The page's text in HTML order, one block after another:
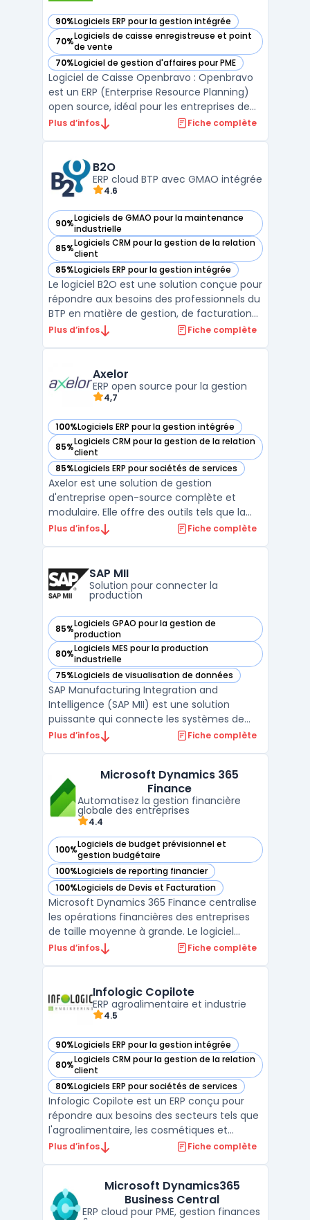
90%Logiciels ERP pour la gestion intégrée
— voir Openbravo dans cette catégorie
70%Logiciels de caisse enregistreuse et point
de vente
— voir Openbravo dans cette catégorie
70%Logiciel de gestion d'affaires pour PME
— voir Openbravo dans cette catégorie
Logiciel de Caisse Openbravo : Openbravo
est un ERP (Enterprise Resource Planning)
open source, idéal pour les entreprises de
petite et moyenne taille. Il permet de gérer
franchisées. Openbravo : est le choi ...
Plus d’infos Fiche complète
B2O
ERP cloud BTP avec GMAO intégrée
4.6
90%Logiciels de GMAO pour la maintenance
industrielle
— voir B2O dans cette catégorie
85%Logiciels CRM pour la gestion de la relation
client
— voir B2O dans cette catégorie
85%Logiciels ERP pour la gestion intégrée
— voir B2O dans cette catégorie
Le logiciel B2O est une solution conçue pour
répondre aux besoins des professionnels du
BTP en matière de gestion, de facturation
et de suivi d'activité. Destiné aux artisans,
centraliser l’ensemble des processus métier
sur ...
Plus d’infos Fiche complète
Axelor
ERP open source pour la gestion
4,7
100%Logiciels ERP pour la gestion intégrée
— voir Axelor dans cette catégorie
85%Logiciels CRM pour la gestion de la relation
client
— voir Axelor dans cette catégorie
85%Logiciels ERP pour sociétés de services
— voir Axelor dans cette catégorie
Axelor est une solution de gestion
d'entreprise open-source complète et
modulaire. Elle offre des outils tels que la
gestion de la relation client, la gestion des
fonctionnalités. Axelor permet de gérer
efficacement la ch ...
Plus d’infos Fiche complète
SAP MII
Solution pour connecter la
production
85%Logiciels GPAO pour la gestion de
production
— voir SAP MII dans cette catégorie
80%Logiciels MES pour la production
industrielle
— voir SAP MII dans cette catégorie
75%Logiciels de visualisation de données
— voir SAP MII dans cette catégorie
SAP Manufacturing Integration and
Intelligence (SAP MII) est une solution
puissante qui connecte les systèmes de
production aux opérations commerciales
permet une intégration verticale des
données, reliant le ...
Plus d’infos Fiche complète
Microsoft Dynamics 365
Finance
Automatisez la gestion financière
globale des entreprises
4.4
100%Logiciels de budget prévisionnel et
gestion budgétaire
— voir Microsoft Dynamics 365 Finance dans cette
100%Logiciels de reporting financier
— voir Microsoft Dynamics 365 Finance dans cette
100%Logiciels de Devis et Facturation
— voir Microsoft Dynamics 365 Finance dans cette
Microsoft Dynamics 365 Finance centralise
les opérations financières des entreprises
de taille moyenne à grande. Le logiciel
prend en charge la gestion de la
fonctionnement en mode cloud adapte la
coordination à des environ ...
Plus d’infos Fiche complète
Infologic Copilote
ERP agroalimentaire et industrie
4.5
90%Logiciels ERP pour la gestion intégrée
— voir Infologic Copilote dans cette catégorie
80%Logiciels CRM pour la gestion de la relation
client
— voir Infologic Copilote dans cette catégorie
80%Logiciels ERP pour sociétés de services
— voir Infologic Copilote dans cette catégorie
Infologic Copilote est un ERP conçu pour
répondre aux besoins des secteurs tels que
l'agroalimentaire, les cosmétiques et
l'horticulture. Ce logiciel intègre les
des céréales, ainsi que d'autres domaines
clés ...
Plus d’infos Fiche complète
Microsoft Dynamics365
Business Central
ERP cloud pour PME, gestion finances